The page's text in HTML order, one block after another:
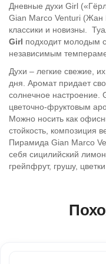
Дневные духи Girl
Gian Marco Venturi (Жан
классики и новизны.
Girl подходит молодым
независимым
Духи – легкие свежие,
дня. Аромат придает
солнечное настроение.
цветочно-фруктовым
Можно носить как
стойкость, композиция
Пирамида Gian Marco
себя сицилийский
грейпфрут, грушу,